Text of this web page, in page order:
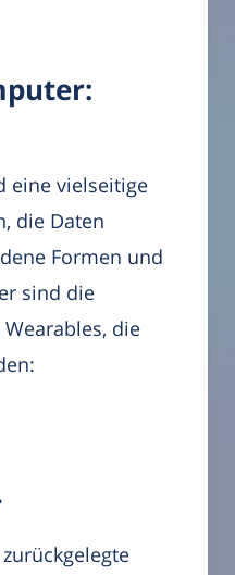
eine vielseitige
die Daten
Formen und
sind die
die